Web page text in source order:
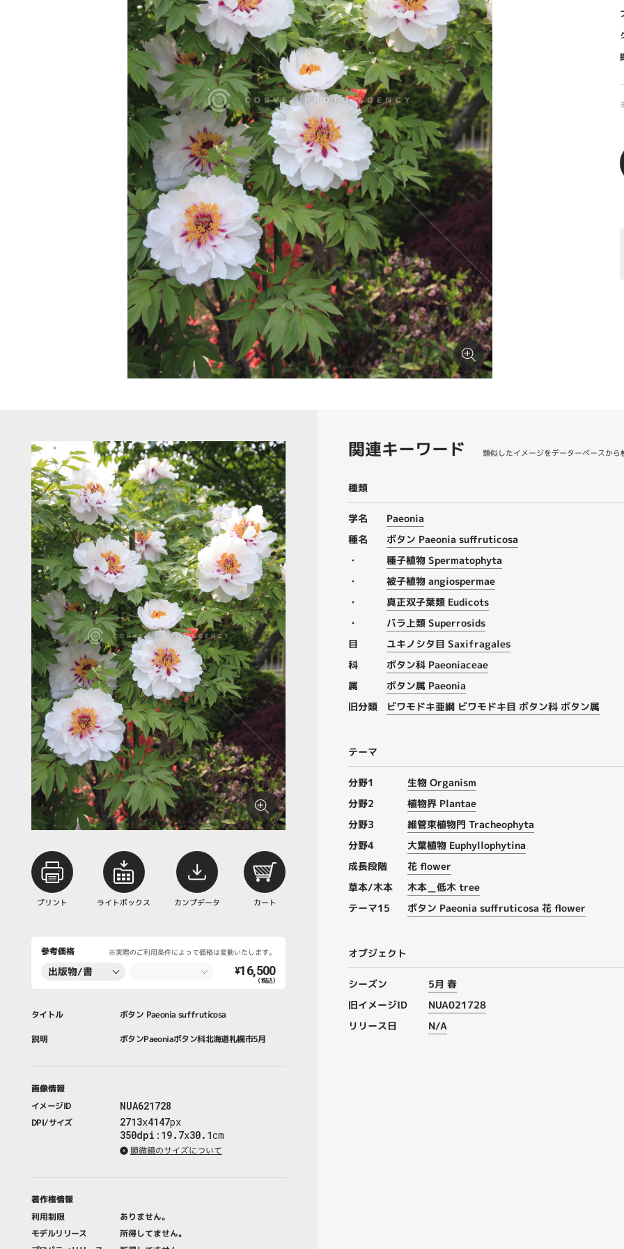
プリント ライトボックス カンプデータ カート
参考価格 ※実際のご利用条件によって価格は変動いたします。
出版物/書
¥16,500
（税込）
タイトル ボタン Paeonia suffruticosa
説明 ボタンPaeoniaボタン科北海道札幌市5月
画像情報
イメージID
NUA621728
DPI/サイズ 2713x4147px
350dpi : 19.7x30.1cm
顕微鏡のサイズについて
著作権情報
利用制限
ありません。
モデルリリース
所得してません。
関連キーワード 類似したイメージをデーターベースから
種類
学名
Paeonia
種名
ボタン Paeonia suffruticosa
・
種子植物 Spermatophyta
・
被子植物 angiospermae
・
真正双子葉類 Eudicots
・
バラ上類 Superrosids
目
ユキノシタ目 Saxifragales
科
ボタン科 Paeoniaceae
属
ボタン属 Paeonia
旧分類
ビワモドキ亜綱 ビワモドキ目 ボタン科 ボタン属
テーマ
分野1
生物 Organism
分野2
植物界 Plantae
分野3
維管束植物門 Tracheophyta
分野4
大葉植物 Euphyllophytina
成長段階
花 flower
草本/木本
木本＿低木 tree
テーマ15
ボタン Paeonia suffruticosa 花 flower
オブジェクト
シーズン
5月 春
旧イメージID
NUA021728
リリース日
N/A